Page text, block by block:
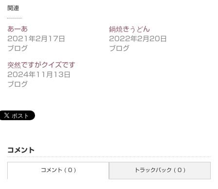
関連
あーあ
2021年2月17日
ブログ
鍋焼きうどん
2022年2月20日
ブログ
突然ですがクイズです
2024年11月13日
ブログ
コメント
コメント ( 0 ) トラックバック ( 0 )